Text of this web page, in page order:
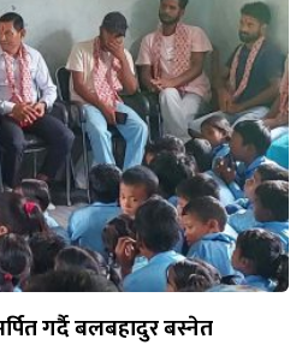
गर्दै बलबहादुर बस्नेत